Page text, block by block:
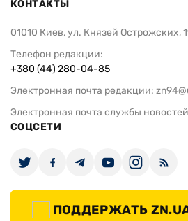
КОНТАКТЫ
01010 Киев, ул. Князей Острожских,
Телефон редакции:
+380 (44) 280-04-85
Электронная почта редакции:
Электронная почта службы
СОЦСЕТИ
ПОДДЕРЖАТЬ